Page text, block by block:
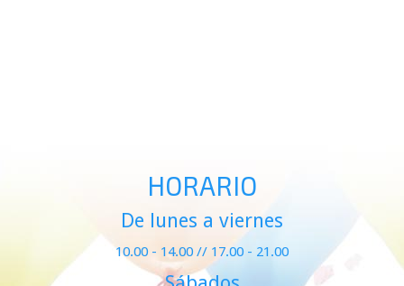
HORARIO
De lunes a viernes
10.00 - 14.00 // 17.00 - 21.00